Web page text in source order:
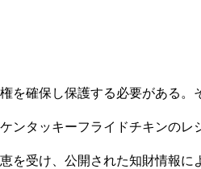
を確保し保護する必要がある。
ンタッキーフライドチキンのレ
を受け、公開された知財情報に